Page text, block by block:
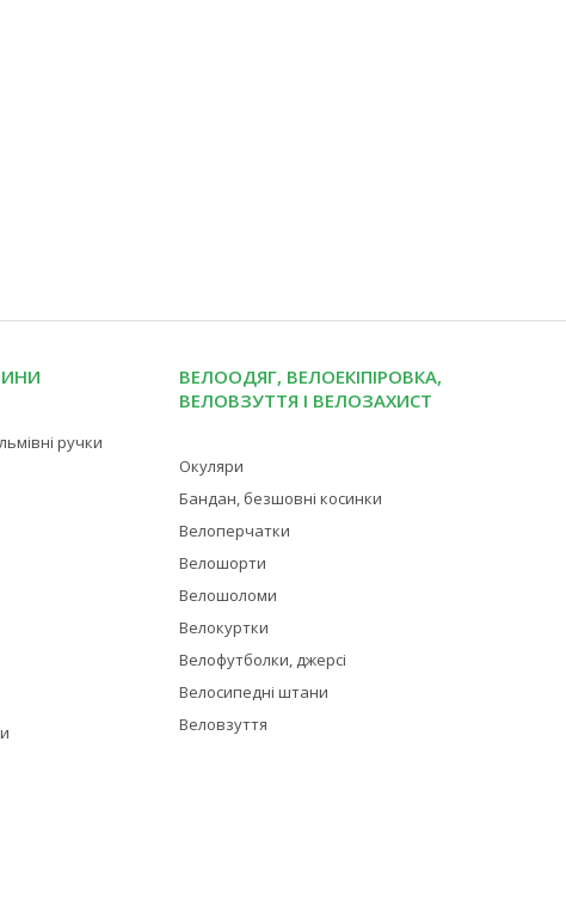
ручки
ВЕЛООДЯГ, ВЕЛОЕКІПІРОВКА,
ВЕЛОВЗУТТЯ І ВЕЛОЗАХИСТ
Окуляри
Бандан, безшовні косинки
Велоперчатки
Велошорти
Велошоломи
Велокуртки
Велофутболки, джерсі
Велосипедні штани
Веловзуття